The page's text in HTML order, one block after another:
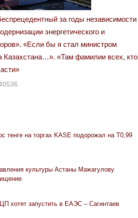
за годы независимости
энергетического и
«Если бы я стал министром
Казахстана…». «Там фамилии всех, кто
тенге на торгах KASE подорожал на Т0,99
культуры Астаны Мажагулову
хотят запустить в ЕАЭС – Сагинтаев